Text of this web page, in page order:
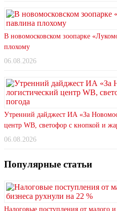
В новомосковском зоопарке
плохому
06.08.2026
Утренний дайджест ИА «За
центр WB, светофор с кнопкой и
06.08.2026
Популярные статьи
Налоговые поступления от малого и